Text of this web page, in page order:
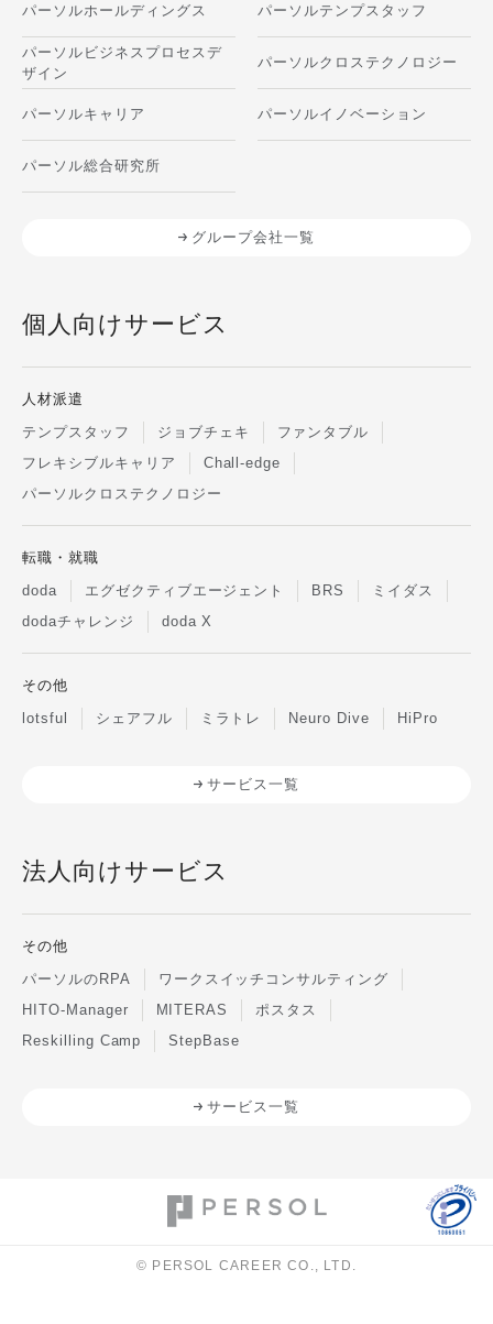
パーソルホールディングス パーソルテンプスタッフ
パーソルビジネスプロセスデ
ザイン
パーソルクロステクノロジー
パーソルキャリア パーソルイノベーション
パーソル総合研究所
グループ会社一覧
個人向けサービス
人材派遣
テンプスタッフ
ジョブチェキ
ファンタブル
フレキシブルキャリア
Chall-edge
パーソルクロステクノロジー
転職・就職
doda
エグゼクティブエージェント BRS
ミイダス
dodaチャレンジ
doda X
その他
lotsful
シェアフル ミラトレ Neuro Dive HiPro
サービス一覧
法人向けサービス
その他
パーソルのRPA
ワークスイッチコンサルティング
HITO-Manager
MITERAS
ポスタス
Reskilling Camp
StepBase
サービス一覧
© PERSOL CAREER CO., LTD.